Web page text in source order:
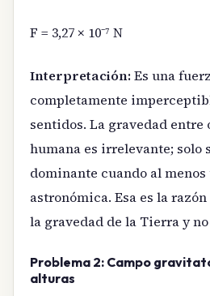
F = 3,27 × 10⁻⁷ N
Interpretación:Es una
completamente
sentidos. La gravedad entre
humana es irrelevante; solo
dominante cuando al menos
astronómica. Esa es la
la gravedad de la Tierra y
Problema 2: Campo
alturas